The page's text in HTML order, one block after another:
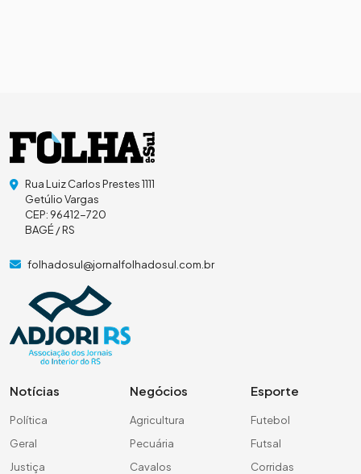
Rua Luiz Carlos Prestes 1111
Getúlio Vargas
CEP: 96412-720
BAGÉ / RS
folhadosul@jornalfolhadosul.com.br
Notícias
Política
Geral
Justiça
Negócios
Agricultura
Pecuária
Cavalos
Esporte
Futebol
Futsal
Corridas